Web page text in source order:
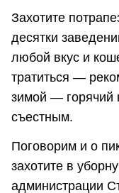
Захотите
десятки
любой вкус и
тратиться —
зимой — горячий
съестным.
Поговорим и о
захотите в
администрации